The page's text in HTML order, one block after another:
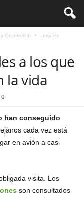
Occidental
Lugares
a los que
la vida
0
han conseguido
cada vez está
en avión a casi
visita. Los
son consultados